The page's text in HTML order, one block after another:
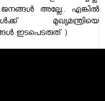
അല്ലേ.. എങ്കിൽ
മുഖ്യമന്ത്രിയെ
ഇടപെടരുത് )